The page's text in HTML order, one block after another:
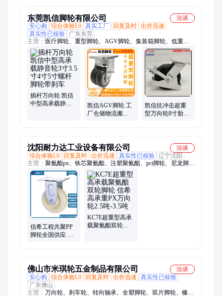
东莞凯信脚轮有限公司
洽谈
安心购
综合体验L0 真实工厂 回复及时 出价迅速
真实性已核验
广东东莞
主营： 医疗脚轮、重型脚轮、AGV脚轮、集装箱脚轮、低重心
脚轮、工业脚轮、机柜脚轮、超重型脚轮、双轮脚轮、设备脚
轮、导电防静电脚轮、耐高温脚轮、不锈钢脚轮、丝杆脚轮、顶
孔脚轮、机器人脚轮、静音脚轮、聚氨酯脚轮、尼龙脚轮、万向
轮
插杆万向轮 凯信
中型高承载静音
凯信AGV脚轮 工
厂仓储物流搬运
凯信抗冲击超重
型万向轮8寸胎面
沈阳耐力达工业设备有限公司
洽谈
综合体验L0
回复及时 出价迅速 真实性已核验 辽宁沈阳
主营： 聚氨酯px、铁芯聚氨酯、注塑聚氨酯、pci脚轮、尼龙脚
轮、橡胶脚轮、静音脚轮、脚轮定做、胶tpr脚轮、万向脚轮、聚
氨酯脚轮、高承载聚氨酯
信希工程共聚PP
脚轮全国供应 尼
KC7E超重型高承
载聚氨酯双轮脚
佛山市米琪轮五金制品有限公司
洽谈
安心购
综合体验L0 回复及时 出价迅速
真实性已核验
广东佛山
主营： 万向轮、刹车轮、转向轴承、全塑脚轮、双片脚轮、橡胶